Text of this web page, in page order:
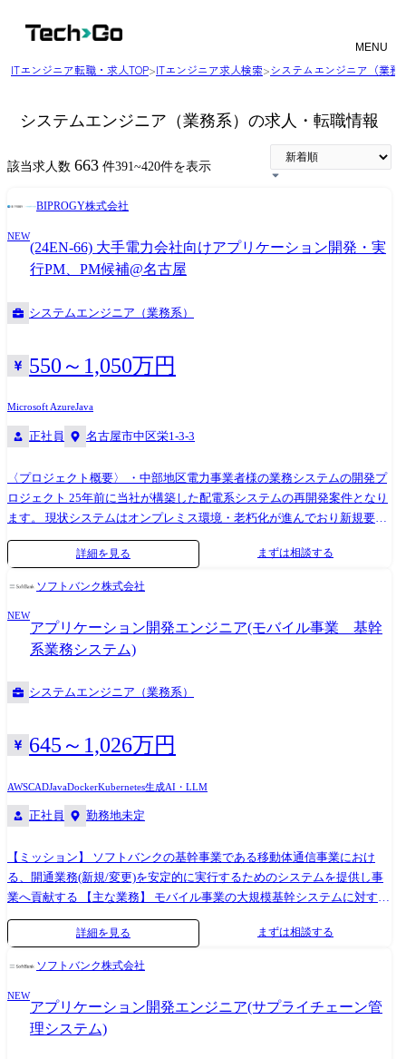
MENU
ITエンジニア転職・求人TOP>ITエンジニア求人検索>システムエンジニア（業務
システムエンジニア（業務系）の求人・転職情報
該当求人数 663 件391~420件を表示
BIPROGY株式会社
NEW
(24EN-66) 大手電力会社向けアプリケーション開発・実
行PM、PM候補@名古屋
システムエンジニア（業務系）
550～1,050万円
Microsoft AzureJava
正社員 名古屋市中区栄1-3-3
〈プロジェクト概要〉 ・中部地区電力事業者様の業務システムの開発プ
ロジェクト 25年前に当社が構築した配電系システムの再開発案件となり
ます。 現状システムはオンプレミス環境・老朽化が進んでおり新規要件
も増えていることから、今回完全再開発という形でのプロジェクトを想
定しております。 現在はプレ要件定義を進めている状況であり、今年度
お任せする業務〉 電力事業者様向け配電系システム開発におけるPM・
リーダー候補として具体的には下記の職務を担っていただきます。 ●要
件定義:顧客との打ち合わせを重ねながら、開発システムに対する要求を
のメンバー(パートナー企業含む)の進捗管理、成果物レビュー、顧客への
す。 まずはPM・PL候補として要件定義等に参画いただきキャッチアッ
プいただきます。 その後、開発工程におけるリーダー業務を担っていた
同部門内でのローテーションも可能です。 【業務概要】 体制:約25名 中
部地区電力事業者様の業務システムの開発・保守を担当しています。 こ
件に挑戦する予定です。 【メッセージ】 同じ組織にはキャリア採用者も
数名おり活躍しています。 今後の中部公共ビジネス戦略の立案へ中心的
に携わっていただけることを期待しております。 お付き合いの長い顧客
とともにモノづくりをしていける環境と関係性があります。 ぜひ一緒に
名古屋でキャリアを形成してみませんか。 変更の範囲:当面の間は本職務
詳細を見る まずは相談する
ソフトバンク株式会社
NEW
アプリケーション開発エンジニア(モバイル事業 基幹
系業務システム)
システムエンジニア（業務系）
645～1,026万円
AWSCADJavaDockerKubernetes生成AI・LLM
正社員 勤務地未定
【ミッション】 ソフトバンクの基幹事業である移動体通信事業におけ
る、開通業務(新規/変更)を安定的に実行するためのシステムを提供し事
業へ貢献する 【主な業務】 モバイル事業の大規模基幹システムに対する
システム開発に従事いただきます。経験に応じて、上流およびPJ推進に
も関与頂きます。 【具体的な業務】 ・システム開発各種工程の実行(要
件定義～開発～リリース) ・システム開発・維持/管理業務全般 ・関係部
開発経験をもとにプロジェクト管理、開発業務を担当いただく想定で
す。
詳細を見る まずは相談する
ソフトバンク株式会社
NEW
アプリケーション開発エンジニア(サプライチェーン管
理システム)